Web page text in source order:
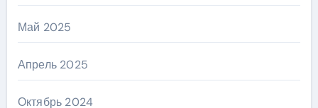
Май 2025
Апрель 2025
Октябрь 2024